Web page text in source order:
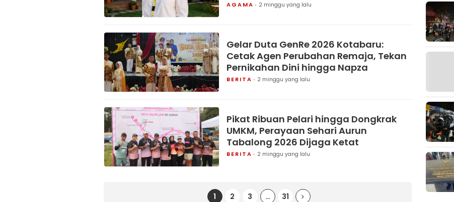
AGAMA 2 minggu yang lalu
Gelar Duta GenRe 2026 Kotabaru:
Cetak Agen Perubahan Remaja, Tekan
Pernikahan Dini hingga Napza
BERITA 2 minggu yang lalu
Pikat Ribuan Pelari hingga Dongkrak
UMKM, Perayaan Sehari Aurun
Tabalong 2026 Dijaga Ketat
BERITA 2 minggu yang lalu
1 2 3 … 31